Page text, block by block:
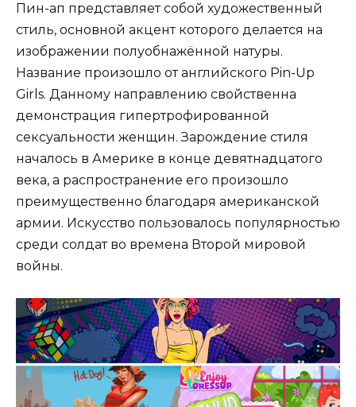
Пин-ап представляет собой художественный
стиль, основной акцент которого делается на
изображении полуобнажённой натуры.
Название произошло от английского Pin-Up
Girls. Данному направлению свойственна
демонстрация гипертрофированной
сексуальности женщин. Зарождение стиля
началось в Америке в конце девятнадцатого
века, а распространение его произошло
преимущественно благодаря американской
армии. Искусство пользовалось популярностью
среди солдат во времена Второй мировой
войны.